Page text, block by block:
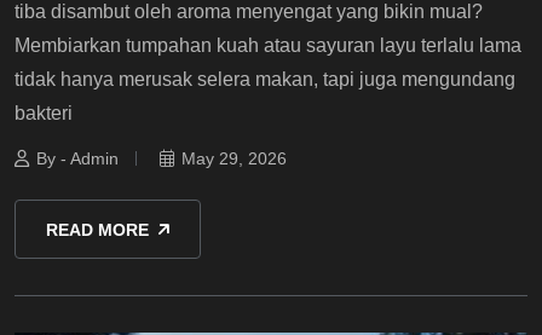
tiba disambut oleh aroma menyengat yang bikin mual?
Membiarkan tumpahan kuah atau sayuran layu terlalu lama
tidak hanya merusak selera makan, tapi juga mengundang
bakteri
By - Admin May 29, 2026
READ MORE